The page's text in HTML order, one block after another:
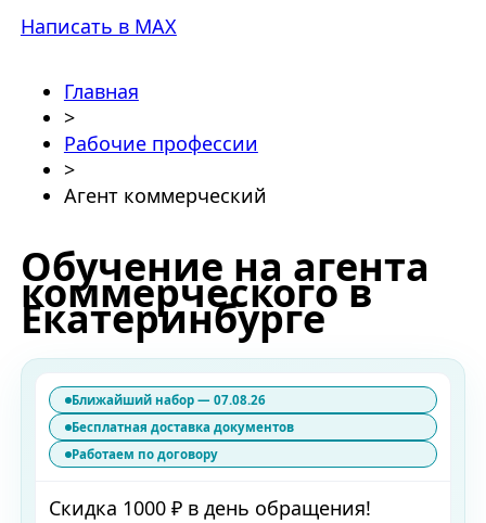
Написать в MAX
Главная
>
Рабочие профессии
>
Агент коммерческий
Обучение на агента
коммерческого в
Екатеринбурге
Ближайший набор — 07.08.26
Бесплатная доставка документов
Работаем по договору
Скидка 1000 ₽ в день обращения!